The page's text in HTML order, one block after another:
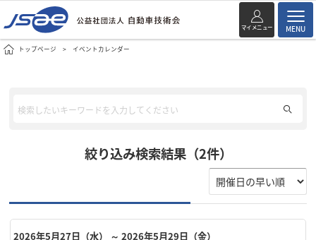
マイメニュー MENU
トップページ イベントカレンダー
絞り込み検索結果（2件）
2026年5月27日（水） ～ 2026年5月29日（金）